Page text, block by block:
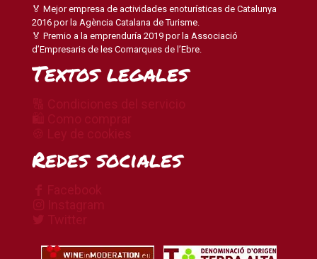
🏅 Mejor empresa de actividades enoturísticas de Catalunya
2016 por la Agència Catalana de Turisme.
🏅 Premio a la emprenduría 2019 por la Associació
d’Empresaris de les Comarques de l’Ebre.
Textos legales
Redes sociales